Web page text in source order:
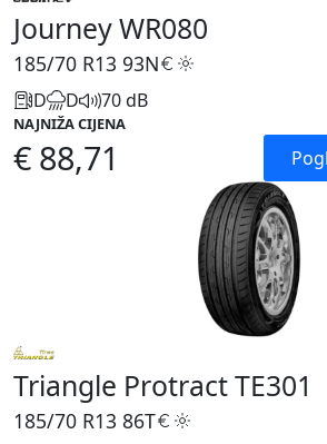
Journey WR080
185/70 R13 93N
D D 70 dB
NAJNIŽA CIJENA
€ 88,71
Triangle Protract TE301
185/70 R13 86T